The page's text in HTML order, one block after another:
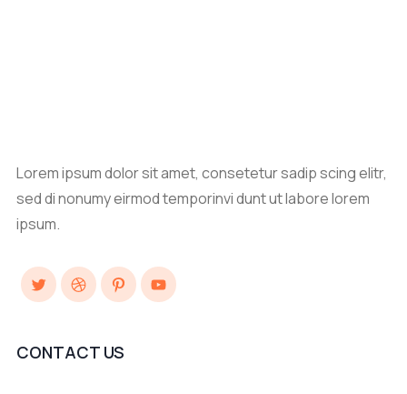
Lorem ipsum dolor sit amet, consetetur sadip scing elitr,
sed di nonumy eirmod temporinvi dunt ut labore lorem
ipsum.
TwitterDribbblePinterestYouTube
CONTACT US